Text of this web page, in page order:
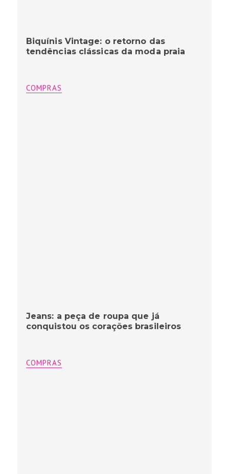
Biquínis Vintage: o retorno das
tendências clássicas da moda praia
COMPRAS
Jeans: a peça de roupa que já
conquistou os corações brasileiros
COMPRAS